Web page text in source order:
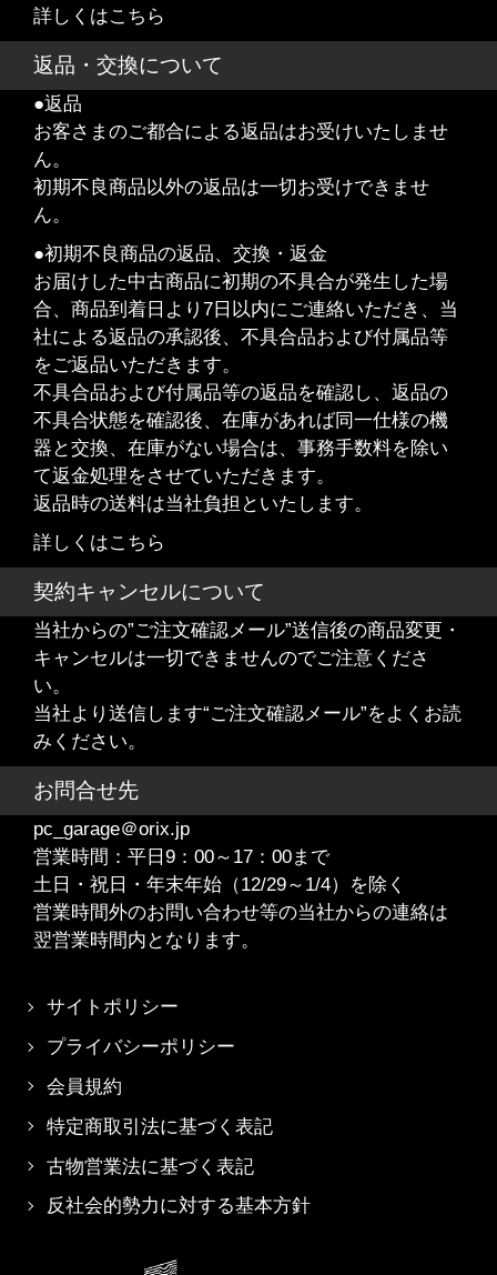
詳しくはこちら
返品・交換について
●返品
お客さまのご都合による返品はお受けいたしませ
ん。
初期不良商品以外の返品は一切お受けできませ
ん。
●初期不良商品の返品、交換・返金
お届けした中古商品に初期の不具合が発生した場
合、商品到着日より7日以内にご連絡いただき、当
社による返品の承認後、不具合品および付属品等
をご返品いただきます。
不具合品および付属品等の返品を確認し、返品の
不具合状態を確認後、在庫があれば同一仕様の機
器と交換、在庫がない場合は、事務手数料を除い
て返金処理をさせていただきます。
返品時の送料は当社負担といたします。
詳しくはこちら
契約キャンセルについて
当社からの”ご注文確認メール”送信後の商品変更・
キャンセルは一切できませんのでご注意くださ
い。
当社より送信します“ご注文確認メール”をよくお読
みください。
お問合せ先
pc_garage＠orix.jp
営業時間：平日9：00～17：00まで
土日・祝日・年末年始（12/29～1/4）を除く
営業時間外のお問い合わせ等の当社からの連絡は
翌営業時間内となります。
サイトポリシー
プライバシーポリシー
会員規約
特定商取引法に基づく表記
古物営業法に基づく表記
反社会的勢力に対する基本方針